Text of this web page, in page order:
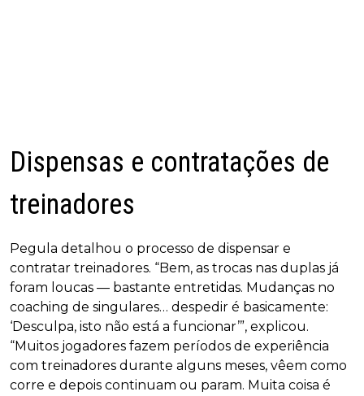
Dispensas e contratações de
treinadores
Pegula detalhou o processo de dispensar e
contratar treinadores. “Bem, as trocas nas duplas já
foram loucas — bastante entretidas. Mudanças no
coaching de singulares… despedir é basicamente:
‘Desculpa, isto não está a funcionar’”, explicou.
“Muitos jogadores fazem períodos de experiência
com treinadores durante alguns meses, vêem como
corre e depois continuam ou param. Muita coisa é